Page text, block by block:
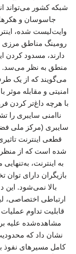
شبکه کشور می‌تواند
جاسوسان و هکرها
وایت‌لیست شده،
رومینگ مناطق مرزی و
دارند، مسدود کردن
منطق به نظر می‌سد.
می‌گویند که از یک
امنیتی و مقابله
با هرچه داغ‌تر کردن
ناامنی سایبری را
سایبری (مرکز ملی
قطعی اینترنت
شده است که از
به اینترنت،
بازیگران دارای
بالا نمی‌شود. این
ارتباطی اختصاصی،
قابلیت تداوم
مشاهده‌شده علیه
نشان داد که
کامل مسیرهای